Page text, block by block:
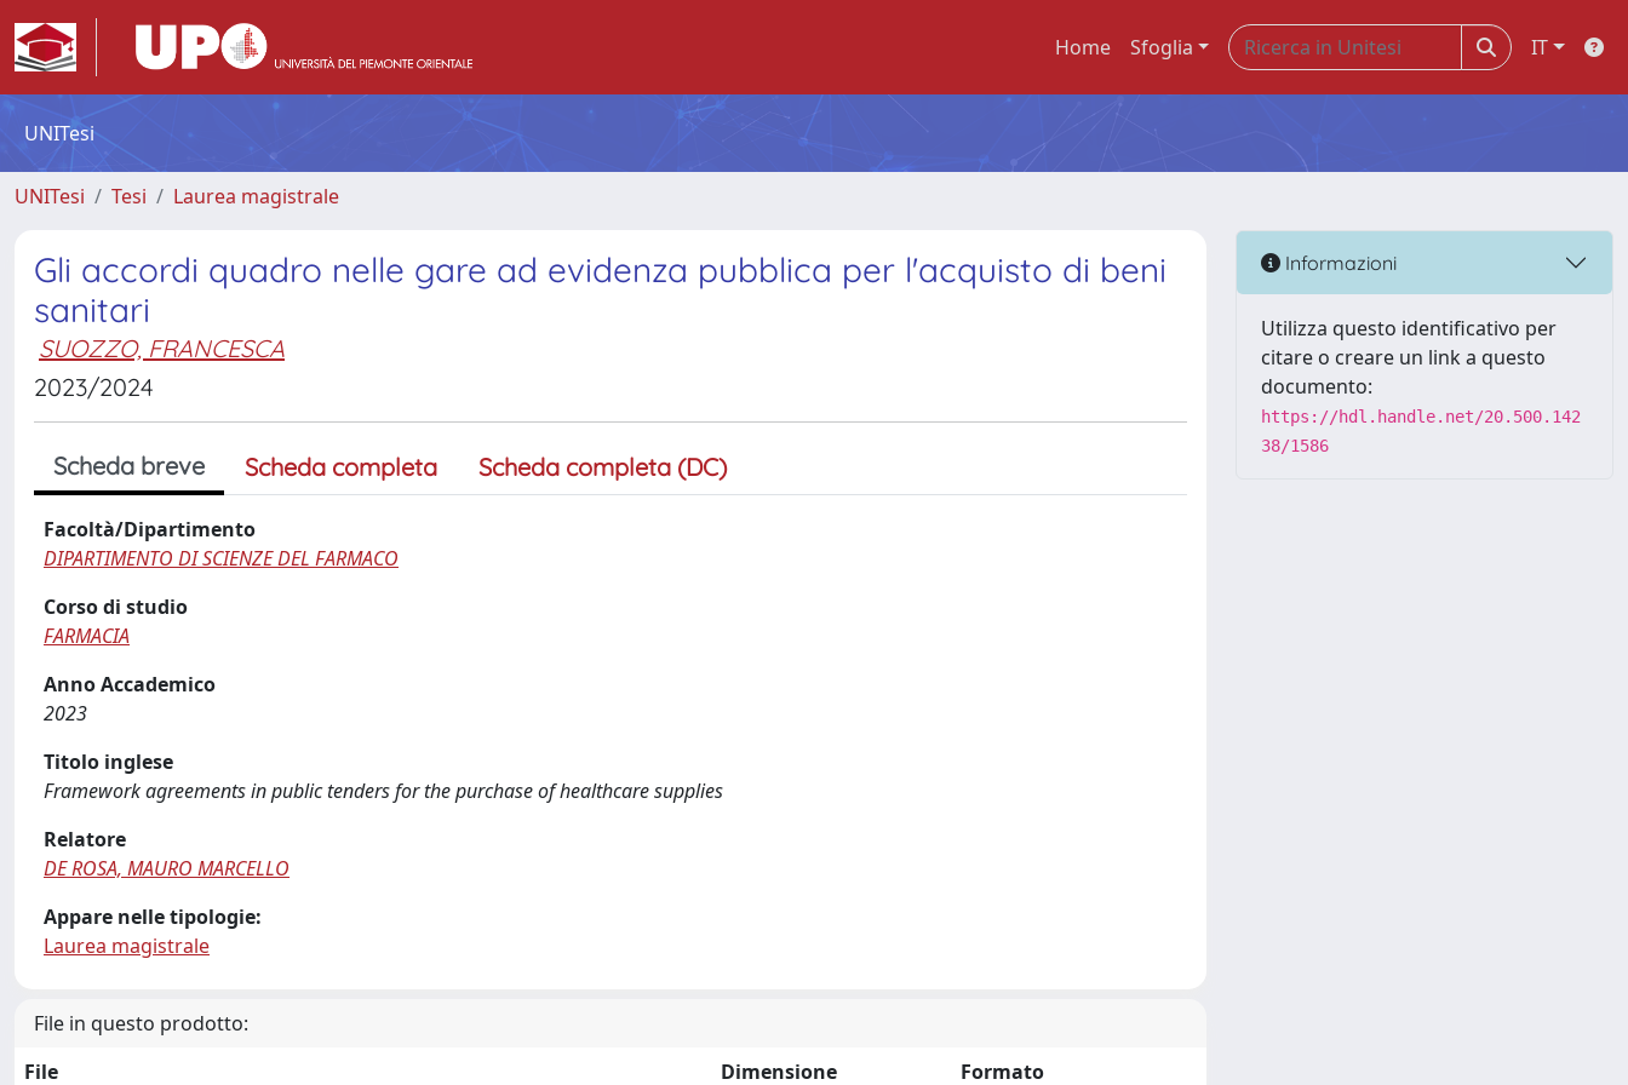
Home Sfoglia IT
UNITesi
UNITesi Tesi Laurea magistrale
Gli accordi quadro nelle gare ad evidenza pubblica per l'acquisto di beni
sanitari
SUOZZO, FRANCESCA
2023/2024
Scheda breve Scheda completa Scheda completa (DC)
Facoltà/Dipartimento
DIPARTIMENTO DI SCIENZE DEL FARMACO
Corso di studio
FARMACIA
Anno Accademico
2023
Titolo inglese
Framework agreements in public tenders for the purchase of healthcare supplies
Relatore
DE ROSA, MAURO MARCELLO
Appare nelle tipologie:
Laurea magistrale
File in questo prodotto:
File
Dimensione Formato
Informazioni
Utilizza questo identificativo per
citare o creare un link a questo
documento:
https://hdl.handle.net/20.500.142
38/1586